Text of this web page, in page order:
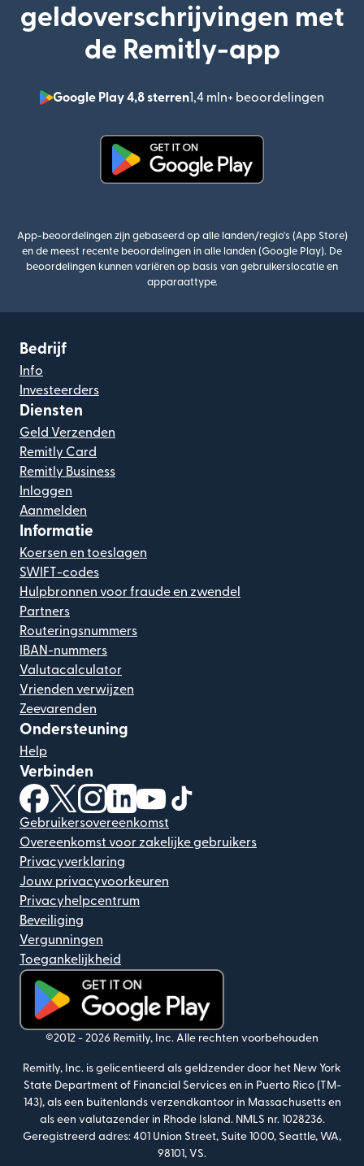
geldoverschrijvingen met
de Remitly-app
Google Play 4,8 sterren1,4 mln+ beoordelingen
App-beoordelingen zijn gebaseerd op alle landen/regio's (App Store)
en de meest recente beoordelingen in alle landen (Google Play). De
beoordelingen kunnen variëren op basis van gebruikerslocatie en
apparaattype.
Bedrijf
Info
Investeerders
Diensten
Geld Verzenden
Remitly Card
Remitly Business
Inloggen
Aanmelden
Informatie
Koersen en toeslagen
SWIFT-codes
Hulpbronnen voor fraude en zwendel
Partners
Routeringsnummers
IBAN-nummers
Valutacalculator
Vrienden verwijzen
Zeevarenden
Ondersteuning
Help
Verbinden
(wordt geopend in een nieuw venster)
(wordt geopend in een nieuw venster)
(wordt geopend in een nieuw venster)
(wordt geopend in een nieuw venster)
(wordt geopend in een nieuw
Gebruikersovereenkomst
Overeenkomst voor zakelijke gebruikers
Privacyverklaring
Jouw privacyvoorkeuren
Privacyhelpcentrum
Beveiliging
Vergunningen
Toegankelijkheid
(wordt geopend in een nieuw venster)
©2012 - 2026 Remitly, Inc. Alle rechten voorbehouden
Remitly, Inc. is gelicentieerd als geldzender door het New York
State Department of Financial Services en in Puerto Rico (TM-
143), als een buitenlands verzendkantoor in Massachusetts en
als een valutazender in Rhode Island. NMLS nr. 1028236.
Geregistreerd adres: 401 Union Street, Suite 1000, Seattle, WA,
98101, VS.